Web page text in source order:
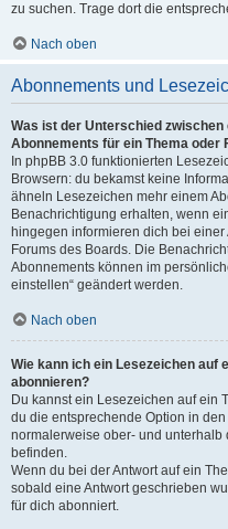
zu suchen. Trage dort die
Nach oben
Abonnements und
Was ist der Unterschied
Abonnements für ein Thema oder
In phpBB 3.0 funktionierten
Browsern: du bekamst keine
ähneln Lesezeichen mehr einem
Benachrichtigung erhalten, wenn
hingegen informieren dich bei
Forums des Boards. Die
Abonnements können im
einstellen“ geändert werden.
Nach oben
Wie kann ich ein Lesezeichen auf
abonnieren?
Du kannst ein Lesezeichen auf ein
du die entsprechende Option in
normalerweise ober- und
befinden.
Wenn du bei der Antwort auf ein
sobald eine Antwort geschrieben
für dich abonniert.